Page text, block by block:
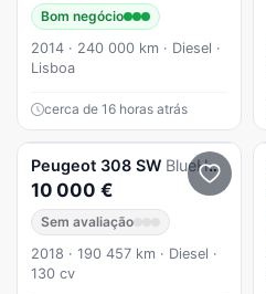
Bom negócio
2014 · 240 000 km · Diesel ·
Lisboa
cerca de 16 horas atrás
Peugeot 308 SW BlueHDi 130 Stop & Start GT Pack
10 000 €
Sem avaliação
2018 · 190 457 km · Diesel ·
130 cv